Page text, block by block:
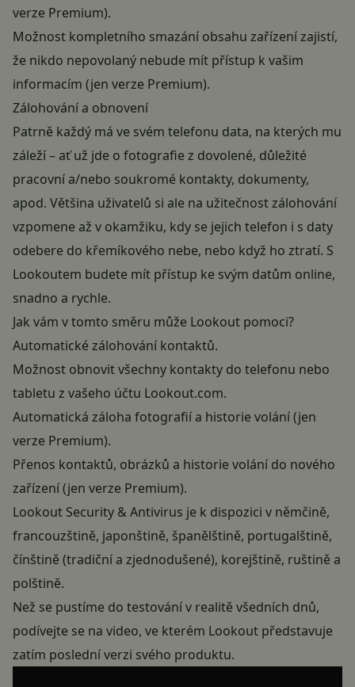
verze Premium).
Možnost kompletního smazání obsahu zařízení zajistí,
že nikdo nepovolaný nebude mít přístup k vašim
informacím (jen verze Premium).
Zálohování a obnovení
Patrně každý má ve svém telefonu data, na kterých mu
záleží – ať už jde o fotografie z dovolené, důležité
pracovní a/nebo soukromé kontakty, dokumenty,
apod. Většina uživatelů si ale na užitečnost zálohování
vzpomene až v okamžiku, kdy se jejich telefon i s daty
odebere do křemíkového nebe, nebo když ho ztratí. S
Lookoutem budete mít přístup ke svým datům online,
snadno a rychle.
Jak vám v tomto směru může Lookout pomoci?
Automatické zálohování kontaktů.
Možnost obnovit všechny kontakty do telefonu nebo
tabletu z vašeho účtu Lookout.com.
Automatická záloha fotografií a historie volání (jen
verze Premium).
Přenos kontaktů, obrázků a historie volání do nového
zařízení (jen verze Premium).
Lookout Security & Antivirus je k dispozici v němčině,
francouzštině, japonštině, španělštině, portugalštině,
čínštině (tradiční a zjednodušené), korejštině, ruštině a
polštině.
Než se pustíme do testování v realitě všedních dnů,
podívejte se na video, ve kterém Lookout představuje
zatím poslední verzi svého produktu.